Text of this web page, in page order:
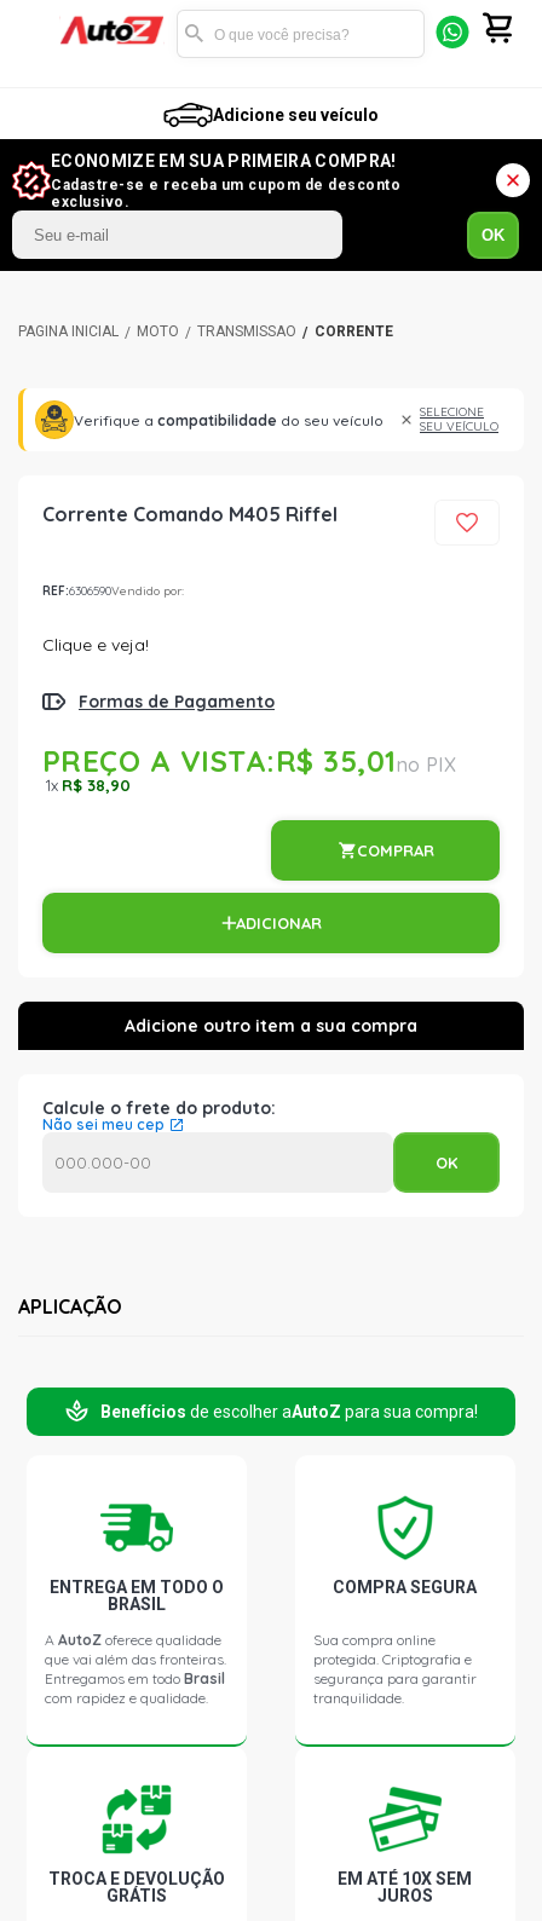
Adicione seu veículo
ECONOMIZE EM SUA PRIMEIRA COMPRA!
Cadastre-se e receba um cupom de desconto
exclusivo.
OK
MOTO TRANSMISSÃO CORRENTE
Verifique a compatibilidade do seu veículo
SELECIONE
SEU VEÍCULO
Corrente Comando M405 Riffel
REF:6306590Vendido por:
Clique e veja!
Formas de Pagamento
PREÇO A VISTA:R$ 35,01
1x R$ 38,90
COMPRAR
ADICIONAR
Calcule o frete do produto:
Não sei meu cep
APLICAÇÃO
Benefícios de escolher aAutoZ para sua compra!
ENTREGA EM TODO O
BRASIL
AAutoZ oferece qualidade
que vai além das fronteiras.
Entregamos em todoBrasil
com rapidez e qualidade.
COMPRA SEGURA
Sua compra online
protegida. Criptografia e
segurança para garantir
tranquilidade.
TROCA E DEVOLUÇÃO
GRÁTIS
EM ATÉ 10X SEM
JUROS